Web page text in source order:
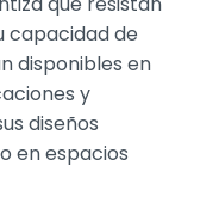
capacidad de
disponibles en
y
diseños
en espacios